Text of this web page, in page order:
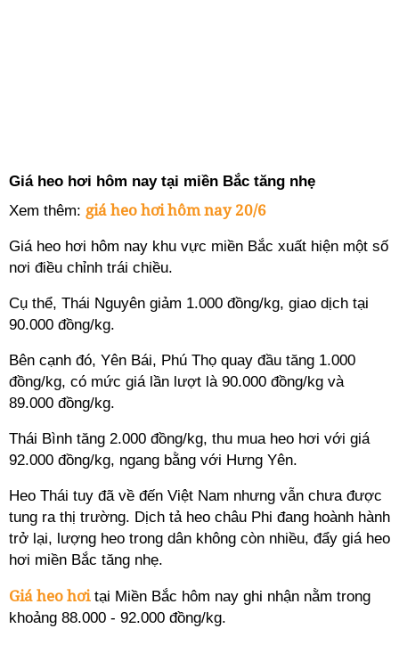
Giá heo hơi hôm nay tại miền Bắc tăng nhẹ
Xem thêm: giá heo hơi hôm nay 20/6
Giá heo hơi hôm nay khu vực miền Bắc xuất hiện một số
nơi điều chỉnh trái chiều.
Cụ thể, Thái Nguyên giảm 1.000 đồng/kg, giao dịch tại
90.000 đồng/kg.
Bên cạnh đó, Yên Bái, Phú Thọ quay đầu tăng 1.000
đồng/kg, có mức giá lần lượt là 90.000 đồng/kg và
89.000 đồng/kg.
Thái Bình tăng 2.000 đồng/kg, thu mua heo hơi với giá
92.000 đồng/kg, ngang bằng với Hưng Yên.
Heo Thái tuy đã về đến Việt Nam nhưng vẫn chưa được
tung ra thị trường. Dịch tả heo châu Phi đang hoành hành
trở lại, lượng heo trong dân không còn nhiều, đẩy giá heo
hơi miền Bắc tăng nhẹ.
Giá heo hơitại Miền Bắc hôm nay ghi nhận nằm trong
khoảng 88.000 - 92.000 đồng/kg.